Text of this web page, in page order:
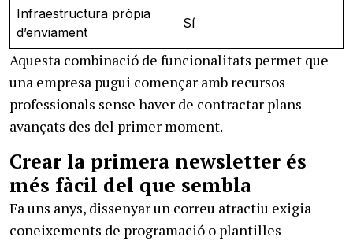
Infraestructura pròpia
d’enviament
Sí
Aquesta combinació de funcionalitats permet que
una empresa pugui començar amb recursos
professionals sense haver de contractar plans
avançats des del primer moment.
Crear la primera newsletter és
més fàcil del que sembla
Fa uns anys, dissenyar un correu atractiu exigia
coneixements de programació o plantilles